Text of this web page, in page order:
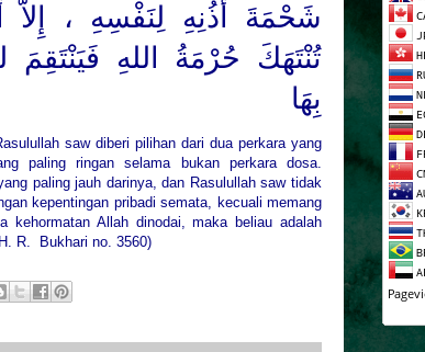
شَحْمَةَ أُذُنِهِ لِنَفْسِهِ ، إِلاَّ
تُنْتَهَكَ حُرْمَةُ اللهِ فَيَنْتَقِمَ
بِهَا
saw diberi pilihan dari dua perkara yang
paling ringan selama bukan perkara dosa.
paling jauh darinya, dan Rasulullah saw tidak
kepentingan pribadi semata, kecuali memang
kehormatan Allah dinodai, maka beliau adalah
R.
Bukhari no. 3560)